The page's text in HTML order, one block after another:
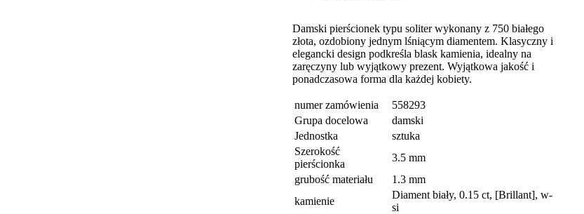
Damski pierścionek typu soliter wykonany z 750 białego
złota, ozdobiony jednym lśniącym diamentem. Klasyczny i
elegancki design podkreśla blask kamienia, idealny na
zaręczyny lub wyjątkowy prezent. Wyjątkowa jakość i
ponadczasowa forma dla każdej kobiety.
numer zamówienia
558293
Grupa docelowa
damski
Jednostka
sztuka
Szerokość
pierścionka
3.5 mm
grubość materiału
1.3 mm
kamienie
Diament biały, 0.15 ct, [Brillant], w-
si